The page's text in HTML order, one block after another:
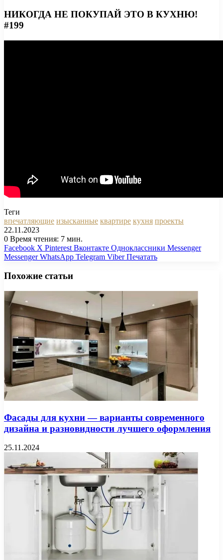
НИКОГДА НЕ ПОКУПАЙ ЭТО В КУХНЮ!
#199
Теги
впечатляющие изысканные квартире кухня проекты
22.11.2023
0 Время чтения: 7 мин.
Facebook X Pinterest Вконтакте Одноклассники Messenger
Messenger WhatsApp Telegram Viber Печатать
Похожие статьи
Фасады для кухни — варианты современного
дизайна и разновидности лучшего оформления
25.11.2024